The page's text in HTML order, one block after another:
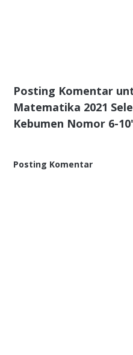
Posting Komentar
Matematika 2021
Kebumen Nomor 6-
Posting Komentar